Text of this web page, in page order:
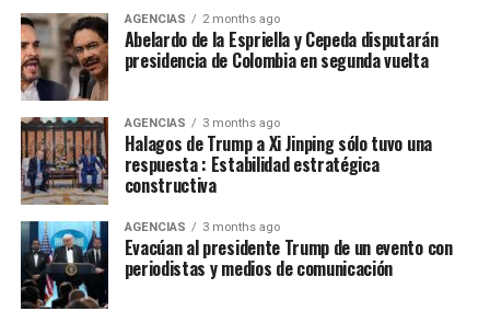
AGENCIAS 2 months ago
Abelardo de la Espriella y Cepeda disputarán
presidencia de Colombia en segunda vuelta
AGENCIAS 3 months ago
Halagos de Trump a Xi Jinping sólo tuvo una
respuesta : Estabilidad estratégica
constructiva
AGENCIAS 3 months ago
Evacúan al presidente Trump de un evento con
periodistas y medios de comunicación